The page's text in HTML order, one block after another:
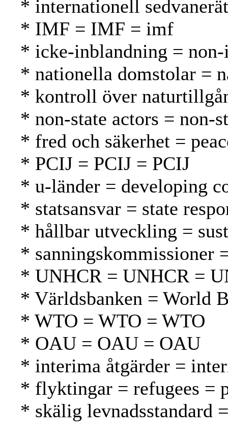
* internationell
* IMF = IMF = imf
* icke-inblandning =
* nationella domstolar =
* kontroll över
* non-state actors = non-
* fred och säkerhet =
* PCIJ = PCIJ = PCIJ
* u-länder = developing
* statsansvar = state
* hållbar utveckling =
* sanningskommissioner
* UNHCR = UNHCR =
* Världsbanken = World
* WTO = WTO = WTO
* OAU = OAU = OAU
* interima åtgärder =
* flyktingar = refugees =
* skälig levnadsstandard